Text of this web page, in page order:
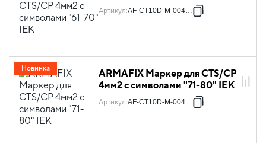
Артикул:AF-CT10D-M-004-07
ARMAFIX Маркер для CTS/CP
4мм2 с символами "71-80" IEK
Артикул:AF-CT10D-M-004-08
Новинка